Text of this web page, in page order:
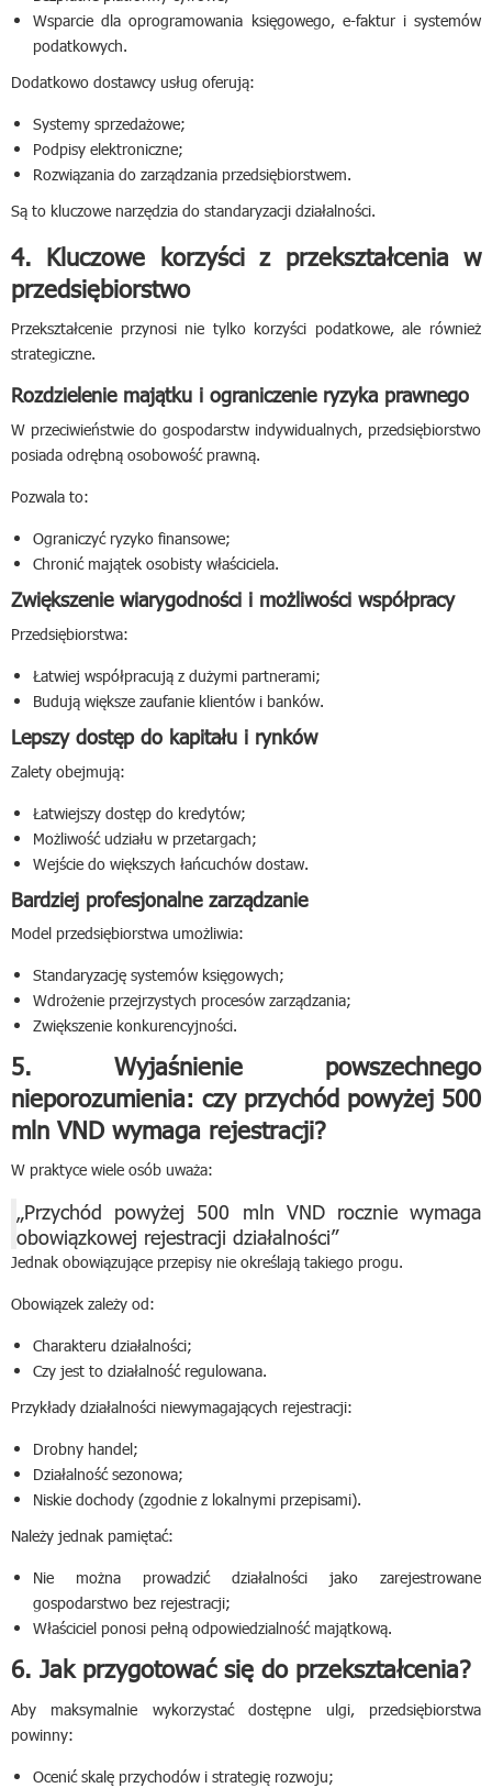
Wsparcie dla oprogramowania księgowego, e-faktur i systemów
podatkowych.
Dodatkowo dostawcy usług oferują:
Systemy sprzedażowe;
Podpisy elektroniczne;
Rozwiązania do zarządzania przedsiębiorstwem.
Są to kluczowe narzędzia do standaryzacji działalności.
4. Kluczowe korzyści z przekształcenia w
przedsiębiorstwo
Przekształcenie przynosi nie tylko korzyści podatkowe, ale również
strategiczne.
Rozdzielenie majątku i ograniczenie ryzyka prawnego
W przeciwieństwie do gospodarstw indywidualnych, przedsiębiorstwo
posiada odrębną osobowość prawną.
Pozwala to:
Ograniczyć ryzyko finansowe;
Chronić majątek osobisty właściciela.
Zwiększenie wiarygodności i możliwości współpracy
Przedsiębiorstwa:
Łatwiej współpracują z dużymi partnerami;
Budują większe zaufanie klientów i banków.
Lepszy dostęp do kapitału i rynków
Zalety obejmują:
Łatwiejszy dostęp do kredytów;
Możliwość udziału w przetargach;
Wejście do większych łańcuchów dostaw.
Bardziej profesjonalne zarządzanie
Model przedsiębiorstwa umożliwia:
Standaryzację systemów księgowych;
Wdrożenie przejrzystych procesów zarządzania;
Zwiększenie konkurencyjności.
5. Wyjaśnienie powszechnego
nieporozumienia: czy przychód powyżej 500
mln VND wymaga rejestracji?
W praktyce wiele osób uważa:
„Przychód powyżej 500 mln VND rocznie wymaga
obowiązkowej rejestracji działalności”
Jednak obowiązujące przepisy nie określają takiego progu.
Obowiązek zależy od:
Charakteru działalności;
Czy jest to działalność regulowana.
Przykłady działalności niewymagających rejestracji:
Drobny handel;
Działalność sezonowa;
Niskie dochody (zgodnie z lokalnymi przepisami).
Należy jednak pamiętać:
Nie można prowadzić działalności jako zarejestrowane
gospodarstwo bez rejestracji;
Właściciel ponosi pełną odpowiedzialność majątkową.
6. Jak przygotować się do przekształcenia?
Aby maksymalnie wykorzystać dostępne ulgi, przedsiębiorstwa
powinny:
Ocenić skalę przychodów i strategię rozwoju;